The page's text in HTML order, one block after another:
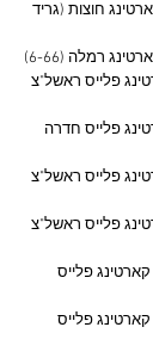
דן קארטינג חוצות (גריד
מסלול קארטינג פלייס ראשל"צ
קארטינג פלייס חדרה
מסלול קארטינג פלייס ראשל"צ
מסלול קארטינג פלייס ראשל"צ
– מירוץ מס' 8 (פלייאוף 1), קארטינג פלייס
– מירוץ מס' 9 (פלייאוף 2), קארטינג פלייס